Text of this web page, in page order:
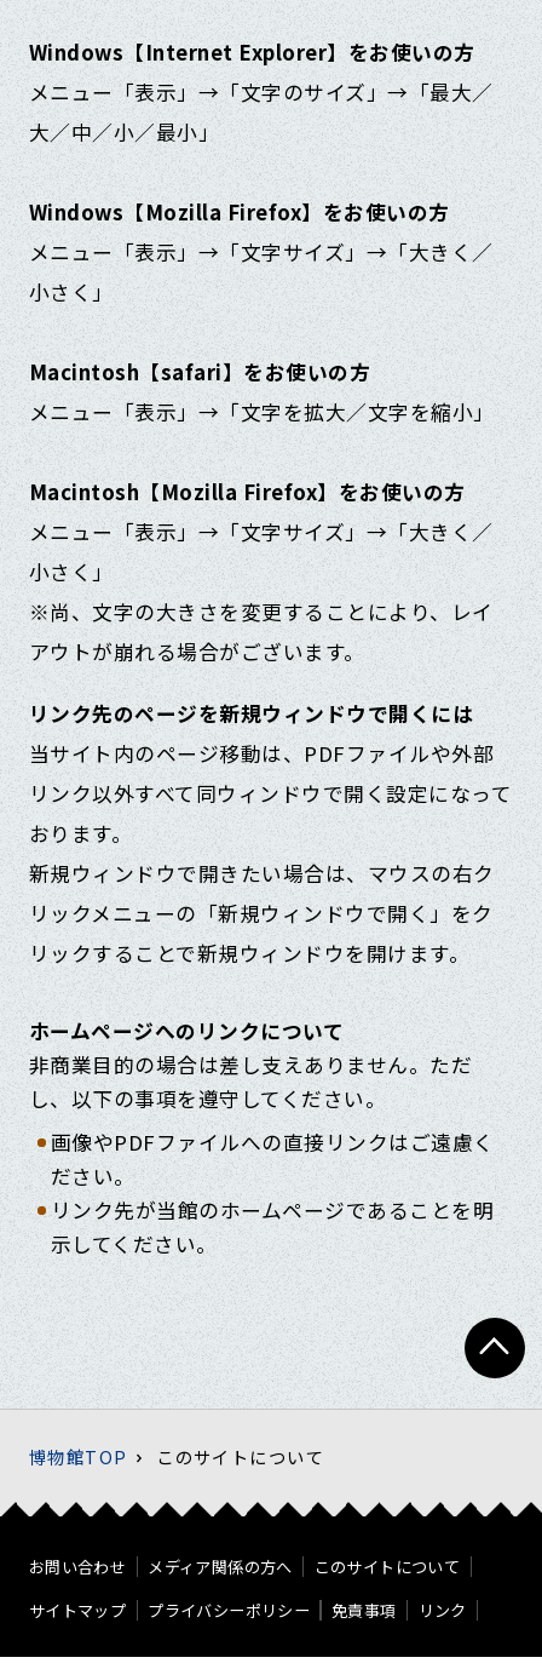
博物館TOP このサイトについて
Windows【Internet Explorer】をお使いの方
メニュー「表示」→「文字のサイズ」→「最大／
大／中／小／最小」
Windows【Mozilla Firefox】をお使いの方
メニュー「表示」→「文字サイズ」→「大きく／
小さく」
Macintosh【safari】をお使いの方
メニュー「表示」→「文字を拡大／文字を縮小」
Macintosh【Mozilla Firefox】をお使いの方
メニュー「表示」→「文字サイズ」→「大きく／
小さく」
※尚、文字の大きさを変更することにより、レイ
アウトが崩れる場合がございます。
リンク先のページを新規ウィンドウで開くには
当サイト内のページ移動は、PDFファイルや外部
リンク以外すべて同ウィンドウで開く設定になって
おります。
新規ウィンドウで開きたい場合は、マウスの右ク
リックメニューの「新規ウィンドウで開く」をク
リックすることで新規ウィンドウを開けます。
ホームページへのリンクについて
非商業目的の場合は差し支えありません。ただ
し、以下の事項を遵守してください。
画像やPDFファイルへの直接リンクはご遠慮く
ださい。
リンク先が当館のホームページであることを明
示してください。
お問い合わせ メディア関係の方へ
このサイトについて
サイトマップ
プライバシーポリシー 免責事項 リンク